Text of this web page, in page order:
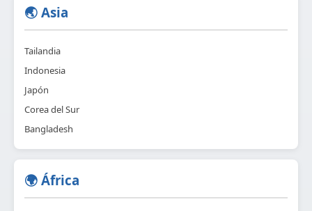
🌏 Asia
Tailandia
Indonesia
Japón
Corea del Sur
Bangladesh
🌍 África